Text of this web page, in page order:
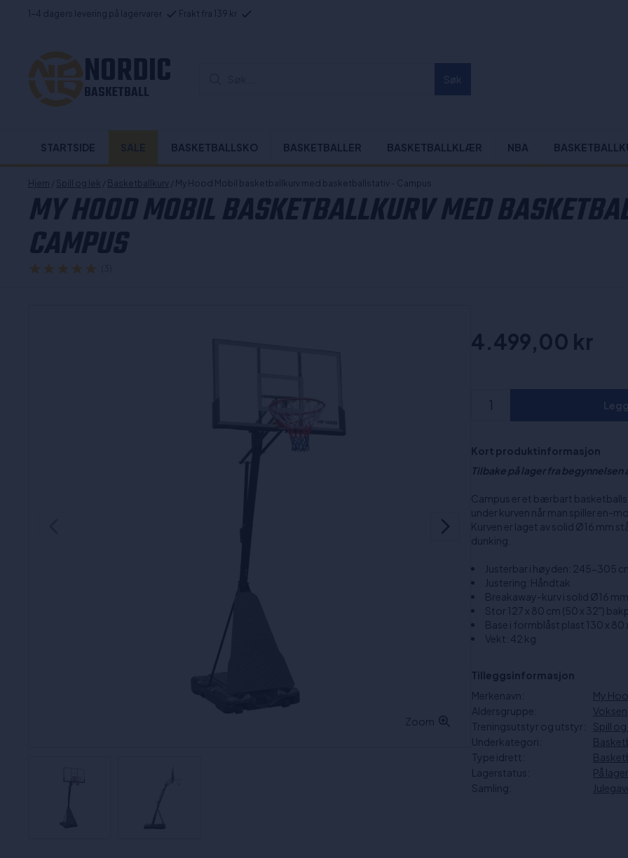
1-4 dagers levering på lagervarer Frakt fra 139 kr
NORDIC
BASKETBALL
STARTSIDE BASKETBALLSKO BASKETBALLER BASKETBALLKLÆR NBA
Hjem / Spill og lek / Basketballkurv / My Hood Mobil basketballkurv med basketballstativ - Campus
MY HOOD MOBIL BASKETBALLKURV MED
CAMPUS
Zoom
4.499,00 kr
Kort produktinformasjon
Tilbake på lager fra begynnelsen
Campus er et bærbart
under kurven når man spiller en-
Kurven er laget av solid Ø16 mm
dunking.
Justerbar i høyden: 245-305
Justering: Håndtak
Breakaway-kurv i solid Ø16
Stor 127 x 80 cm (50 x 32")
Base i formblåst plast 130 x 80
Vekt: 42 kg
Tilleggsinformasjon
Merkenavn:
My
Aldersgruppe:
Voksen
Treningsutstyr og utstyr:
Spill
Underkategori:
Type idrett:
Lagerstatus:
På lager
Samling: